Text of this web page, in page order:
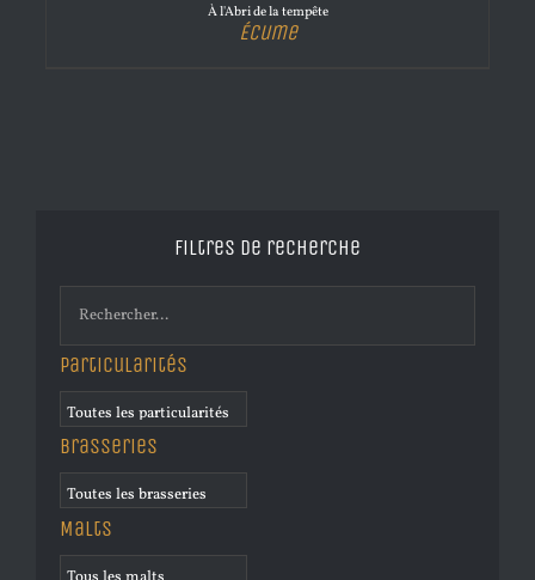
À l'Abri de la tempête
Écume
Filtres de recherche
Particularités
Brasseries
Malts